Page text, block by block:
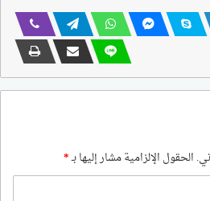
الحقول الإلزامية مشار إليها بـ*